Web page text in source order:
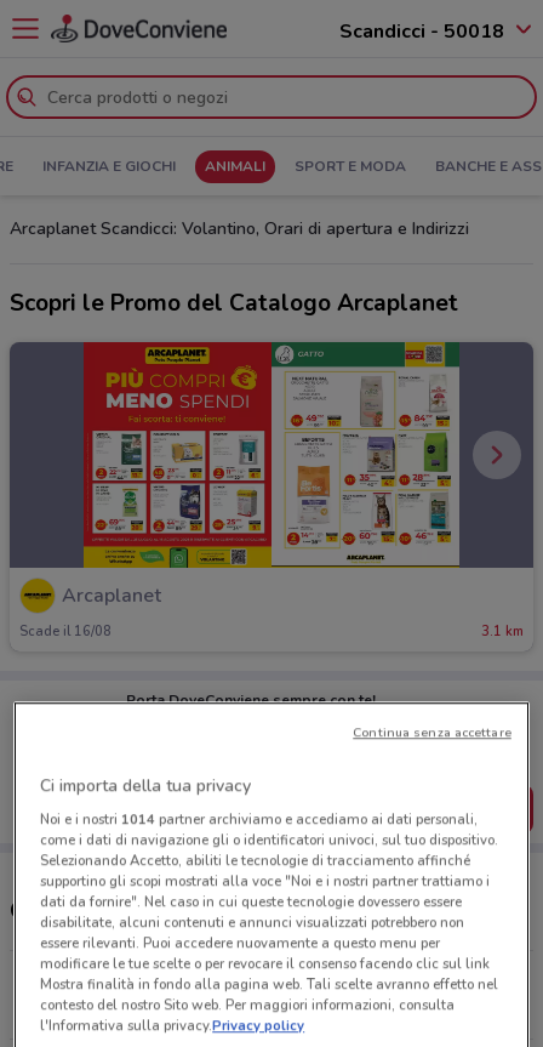
Scandicci - 50018
INFANZIA E GIOCHI ANIMALI SPORT E MODA BANCHE E
Arcaplanet Scandicci: Volantino, Orari di apertura e Indirizzi
Scopri le Promo del Catalogo Arcaplanet
Arcaplanet
Scade il 16/08 3.1 km
Porta DoveConviene sempre con te!
Puoi trovare le migliori offerte dei negozi vicino a te,
salvarle e creare la tua lista del risparmio, comodamente
SCARICA L’APP
Orari e Negozi Arcaplanet
Via Francesco Talenti, 135 Firenze
3.1 km
CHIUSO
Ci importa della tua privacy
Noi e i nostri 1014partner archiviamo e accediamo ai dati personali,
come i dati di navigazione gli o identificatori univoci, sul tuo dispositivo.
Selezionando Accetto, abiliti le tecnologie di tracciamento affinché
supportino gli scopi mostrati alla voce "Noi e i nostri partner trattiamo i
dati da fornire". Nel caso in cui queste tecnologie dovessero essere
disabilitate, alcuni contenuti e annunci visualizzati potrebbero non
essere rilevanti. Puoi accedere nuovamente a questo menu per
modificare le tue scelte o per revocare il consenso facendo clic sul link
Mostra finalità in fondo alla pagina web. Tali scelte avranno effetto nel
contesto del nostro Sito web. Per maggiori informazioni, consulta
l'Informativa sulla privacy.Privacy policy
Continua senza accettare